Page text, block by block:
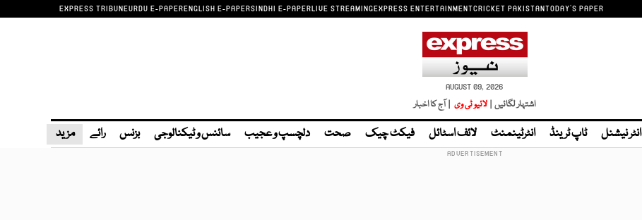
EXPRESS TRIBUNEURDU E-PAPERENGLISH E-PAPERSINDHI E-PAPERLIVE STREAMINGEXPRESS ENTERTAINMENTCRICKET PAKISTANTODAY'S PAPER
AUGUST 09, 2026
اشتہار لگائیں | لائیو ٹی وی | آج کا اخبار
انٹر نیشنل ٹاپ ٹرینڈ انٹرٹینمنٹ لائف اسٹائل فیکٹ چیک صحت دلچسپ و عجیب سائنس و ٹیکنالوجی بزنس رائے مزید